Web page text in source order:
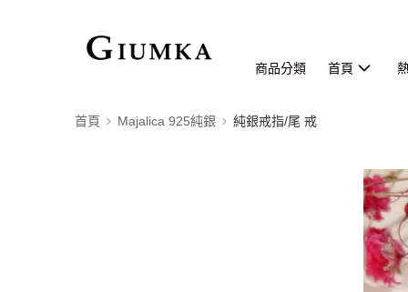
商品分類 首頁
首頁 Majalica 925純銀 純銀戒指/尾 戒